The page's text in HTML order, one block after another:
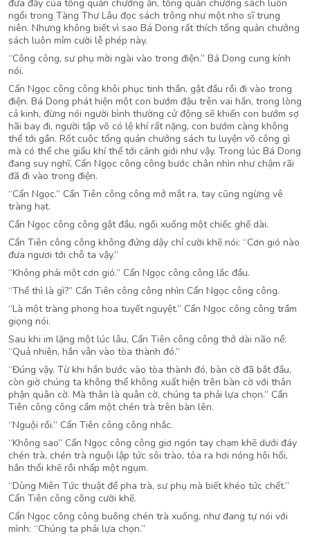
đưa đẩy của tổng quản chưởng ấn, tổng quản chưởng sách luôn
ngồi trong Tàng Thư Lâu đọc sách trông như một nho sĩ trung
niên. Nhưng không biết vì sao Bá Dong rất thích tổng quản chưởng
sách luôn mỉm cười lễ phép này.
“Công công, sư phụ mời ngài vào trong điện.” Bá Dong cung kính
nói.
Cẩn Ngọc công công khôi phục tinh thần, gật đầu rồi đi vào trong
điện. Bá Dong phát hiện một con bướm đậu trên vai hắn, trong lòng
cả kinh, đừng nói người bình thường cử động sẽ khiến con bướm sợ
hãi bay đi, người tập võ có lệ khí rất nặng, con bướm càng không
thể tới gần. Rốt cuộc tổng quản chưởng sách tu luyện võ công gì
mà có thể che giấu khí thế tới cảnh giới như vậy. Trong lúc Bá Dong
đang suy nghĩ, Cẩn Ngọc công công bước chân nhìn như chậm rãi
đã đi vào trong điện.
“Cẩn Ngọc.” Cẩn Tiên công công mở mắt ra, tay cũng ngừng vê
tràng hạt.
Cẩn Ngọc công công gật đầu, ngồi xuống một chiếc ghế dài.
Cẩn Tiên công công không đứng dậy chỉ cười khẽ nói: “Cơn gió nào
đưa ngươi tới chỗ ta vậy.”
“Không phải một cơn gió.” Cẩn Ngọc công công lắc đầu.
“Thế thì là gì?” Cẩn Tiên công công nhìn Cẩn Ngọc công công.
“Là một tràng phong hoa tuyết nguyệt.” Cẩn Ngọc công công trầm
giọng nói.
Sau khi im lặng một lúc lâu, Cẩn Tiên công công thở dài não nề:
“Quả nhiên, hắn vẫn vào tòa thành đó.”
“Đúng vậy. Từ khi hắn bước vào tòa thành đó, bàn cờ đã bắt đầu,
còn giờ chúng ta không thể không xuất hiện trên bàn cờ với thân
phận quân cờ. Mà thân là quân cờ, chúng ta phải lựa chọn.” Cẩn
Tiên công công cầm một chén trà trên bàn lên.
“Nguội rồi.” Cẩn Tiên công công nhắc.
“Không sao” Cẩn Ngọc công công giơ ngón tay chạm khẽ dưới đáy
chén trà, chén trà nguội lập tức sôi trào, tỏa ra hơi nóng hôi hổi,
hắn thổi khẽ rồi nhấp một ngụm.
“Dùng Miên Tức thuật để pha trà, sư phụ mà biết khéo tức chết.”
Cẩn Tiên công công cười khẽ.
Cẩn Ngọc công công buông chén trà xuống, như đang tự nói với
mình: “Chúng ta phải lựa chọn.”